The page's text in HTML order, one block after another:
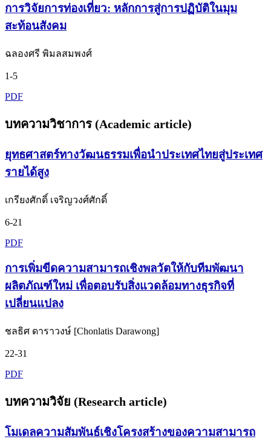
การวิจัยการท่องเที่ยว: หลักการสู่การปฏิบัติในมุม
สะท้อนสังคม
ฉลองศรี พิมลสมพงศ์
1-5
PDF
บทความวิชาการ (Academic article)
ยุทธศาสตร์ทางวัฒนธรรมเพื่อนำประเทศไทยสู่ประเทศ
รายได้สูง
เกรียงศักดิ์ เจริญวงศ์ศักดิ์
6-21
PDF
การเพิ่มขีดความสามารถเชิงพลวัตให้กับทีมพัฒนา
ผลิตภัณฑ์ใหม่ เพื่อตอบรับสิ่งแวดล้อมทางธุรกิจที่
เปลี่ยนแปลง
ชลธิศ ดาราวงษ์ [Chonlatis Darawong]
22-31
PDF
บทความวิจัย (Research article)
โมเดลความสัมพันธ์เชิงโครงสร้างของความสามารถ